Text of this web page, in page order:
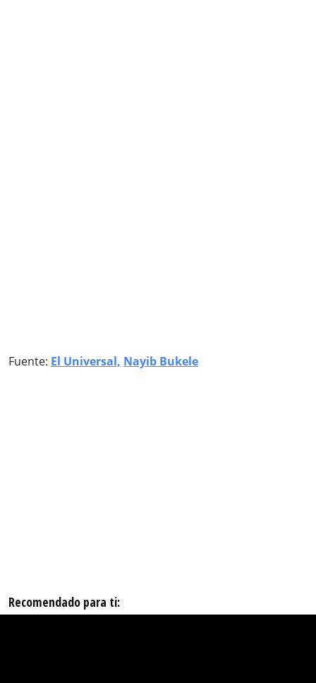
Fuente: El Universal, Nayib Bukele
Recomendado para ti: